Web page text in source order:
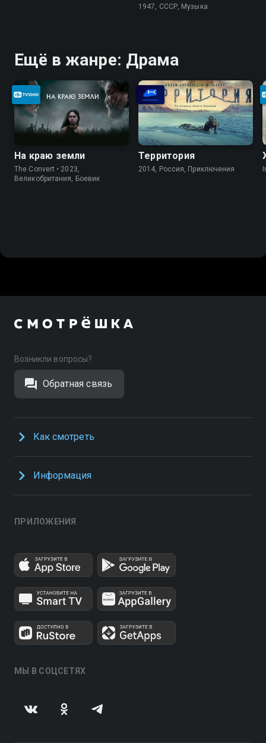
1947, СССР, Музыка
Ещё в жанре: Драма
На краю земли
The Convert • 2023,
Великобритания, Боевик
Территория
2014, Россия, Приключения
Возникли вопросы?
Обратная связь
Как смотреть
Информация
ПРИЛОЖЕНИЯ
МЫ В СОЦСЕТЯХ